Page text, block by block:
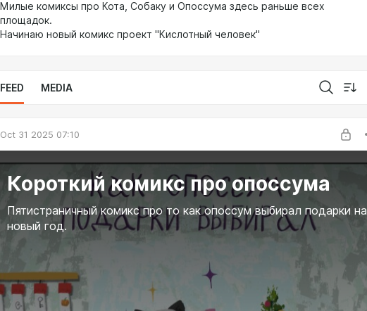
Милые комиксы про Кота, Собаку и Опоссума здесь раньше всех
площадок.
Начинаю новый комикс проект "Кислотный человек"
FEED MEDIA
Oct 31 2025 07:10
Короткий комикс про опоссума
Пятистраничный комикс про то как опоссум выбирал подарки на
новый год.